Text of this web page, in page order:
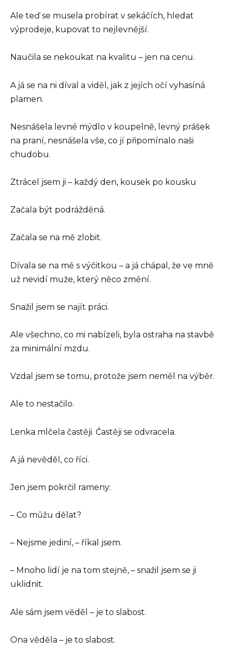
Ale teď se musela probírat v sekáčích, hledat
výprodeje, kupovat to nejlevnější.
Naučila se nekoukat na kvalitu – jen na cenu.
A já se na ni díval a viděl, jak z jejích očí vyhasíná
plamen.
Nesnášela levné mýdlo v koupelně, levný prášek
na praní, nesnášela vše, co jí připomínalo naši
chudobu.
Ztrácel jsem ji – každý den, kousek po kousku
Začala být podrážděná.
Začala se na mě zlobit.
Dívala se na mě s výčitkou – a já chápal, že ve mně
už nevidí muže, který něco změní.
Snažil jsem se najít práci.
Ale všechno, co mi nabízeli, byla ostraha na stavbě
za minimální mzdu.
Vzdal jsem se tomu, protože jsem neměl na výběr.
Ale to nestačilo.
Lenka mlčela častěji. Častěji se odvracela.
A já nevěděl, co říci.
Jen jsem pokrčil rameny:
– Co můžu dělat?
– Nejsme jediní, – říkal jsem.
– Mnoho lidí je na tom stejně, – snažil jsem se ji
uklidnit.
Ale sám jsem věděl – je to slabost.
Ona věděla – je to slabost.